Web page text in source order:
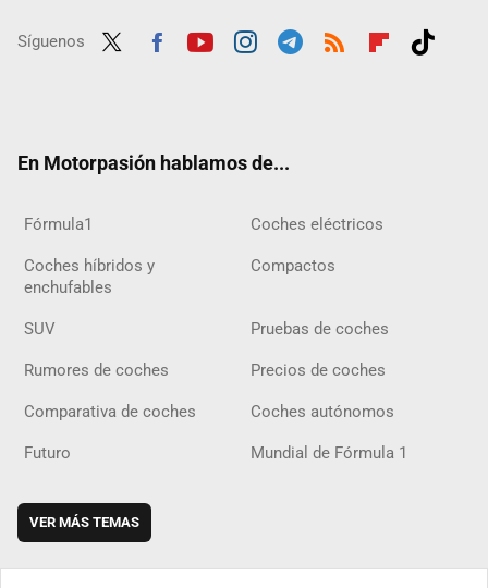
Síguenos
En Motorpasión hablamos de...
Fórmula1 Coches eléctricos
Coches híbridos y
enchufables
Compactos
SUV Pruebas de coches
Rumores de coches Precios de coches
Comparativa de coches Coches autónomos
Futuro Mundial de Fórmula 1
VER MÁS TEMAS